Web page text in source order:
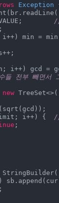
Exception
min =
i++) gcd =
들 전부 빼면서
new
;